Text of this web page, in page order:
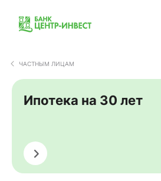
ЧАСТНЫМ ЛИЦАМ
Ипотека на 30 лет
Оформить